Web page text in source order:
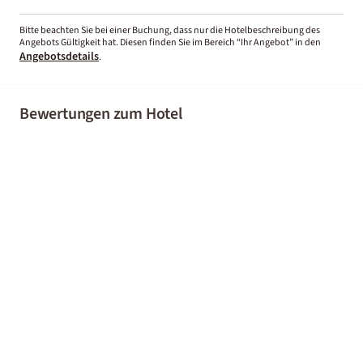
Bitte beachten Sie bei einer Buchung, dass nur die Hotelbeschreibung des
Angebots Gültigkeit hat. Diesen finden Sie im Bereich “Ihr Angebot” in den
Angebotsdetails.
Bewertungen zum Hotel